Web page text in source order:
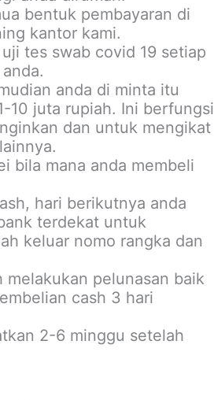
bentuk pembayaran di
kantor kami.
tes swab covid 19 setiap
anda di minta itu
10 juta rupiah. Ini berfungsi
dan untuk mengikat
bila mana anda membeli
hari berikutnya anda
terdekat untuk
keluar nomo rangka dan
pelunasan baik
cash 3 hari
2-6 minggu setelah